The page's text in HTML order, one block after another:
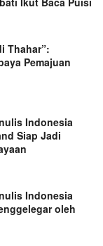
Thahar”:
Pemajuan
Indonesia
Siap Jadi
Indonesia
oleh